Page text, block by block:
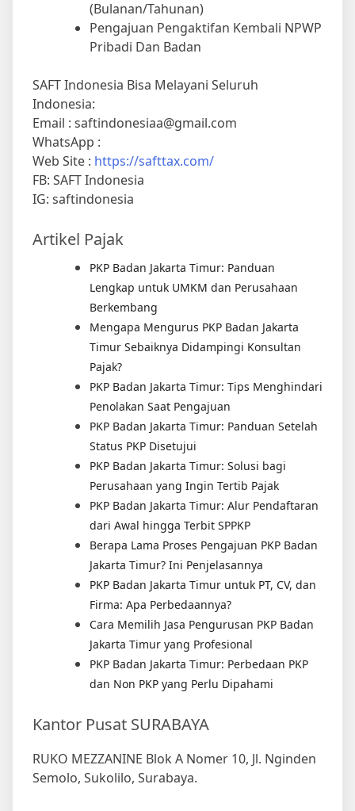
(Bulanan/Tahunan)
Pengajuan Pengaktifan Kembali NPWP
Pribadi Dan Badan
SAFT Indonesia Bisa Melayani Seluruh
Indonesia:
Email : saftindonesiaa@gmail.com
WhatsApp :
Web Site : https://safttax.com/
FB: SAFT Indonesia
IG: saftindonesia
Artikel Pajak
PKP Badan Jakarta Timur: Panduan
Lengkap untuk UMKM dan Perusahaan
Berkembang
Mengapa Mengurus PKP Badan Jakarta
Timur Sebaiknya Didampingi Konsultan
Pajak?
PKP Badan Jakarta Timur: Tips Menghindari
Penolakan Saat Pengajuan
PKP Badan Jakarta Timur: Panduan Setelah
Status PKP Disetujui
PKP Badan Jakarta Timur: Solusi bagi
Perusahaan yang Ingin Tertib Pajak
PKP Badan Jakarta Timur: Alur Pendaftaran
dari Awal hingga Terbit SPPKP
Berapa Lama Proses Pengajuan PKP Badan
Jakarta Timur? Ini Penjelasannya
PKP Badan Jakarta Timur untuk PT, CV, dan
Firma: Apa Perbedaannya?
Cara Memilih Jasa Pengurusan PKP Badan
Jakarta Timur yang Profesional
PKP Badan Jakarta Timur: Perbedaan PKP
dan Non PKP yang Perlu Dipahami
Kantor Pusat SURABAYA
RUKO MEZZANINE Blok A Nomer 10, Jl. Nginden
Semolo, Sukolilo, Surabaya.